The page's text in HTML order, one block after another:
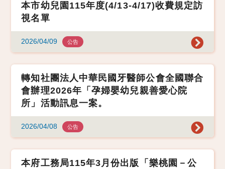
本市幼兒園115年度(4/13-4/17)收費規定訪
視名單
2026/04/09 公告
轉知社團法人中華民國牙醫師公會全國聯合
會辦理2026年「孕婦嬰幼兒親善愛心院
所」活動訊息一案。
2026/04/08 公告
本府工務局115年3月份出版「樂桃園－公